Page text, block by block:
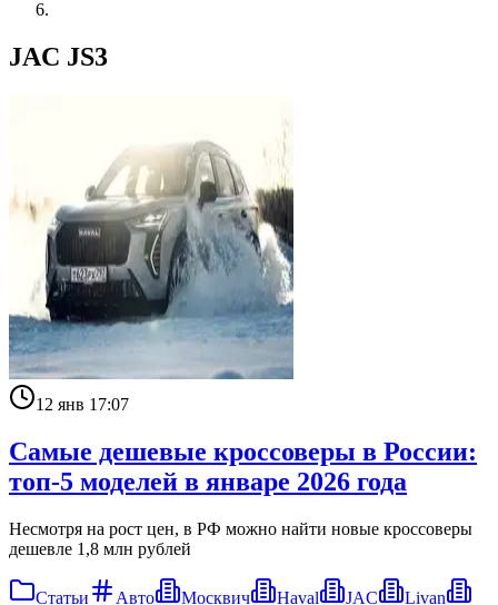
JAC JS3
12 янв 17:07
Самые дешевые кроссоверы в России:
топ-5 моделей в январе 2026 года
Несмотря на рост цен, в РФ можно найти новые кроссоверы
дешевле 1,8 млн рублей
Статьи Авто Москвич Haval JAC Livan